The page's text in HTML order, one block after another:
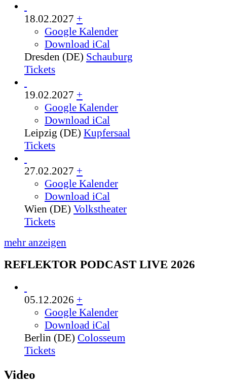
18.02.2027 +
Google Kalender
Download iCal
Dresden (DE) Schauburg
Tickets
19.02.2027 +
Google Kalender
Download iCal
Leipzig (DE) Kupfersaal
Tickets
27.02.2027 +
Google Kalender
Download iCal
Wien (DE) Volkstheater
Tickets
mehr anzeigen
REFLEKTOR PODCAST LIVE 2026
05.12.2026 +
Google Kalender
Download iCal
Berlin (DE) Colosseum
Tickets
Video